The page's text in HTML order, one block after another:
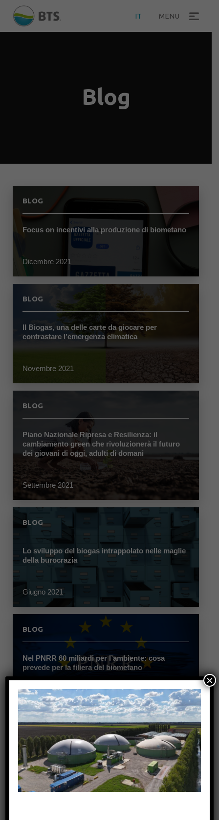
IT MENU
Blog
BLOG
Focus on incentivi alla produzione di biometano
Dicembre 2021
BLOG
Il Biogas, una delle carte da giocare per
contrastare l’emergenza climatica
Novembre 2021
BLOG
Piano Nazionale Ripresa e Resilienza: il
cambiamento green che rivoluzionerà il futuro
dei giovani di oggi, adulti di domani
Settembre 2021
BLOG
Lo sviluppo del biogas intrappolato nelle maglie
della burocrazia
Giugno 2021
BLOG
Nel PNRR 60 miliardi per l’ambiente: cosa
prevede per la filiera del biometano
Maggio 2021
BLOG
Tutti dobbiamo dare il nostro contributo per
salvaguardare e “ripristinare il nostro pianeta”
×